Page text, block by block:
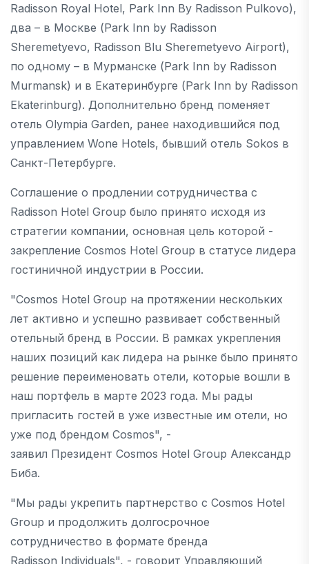
Radisson Royal Hotel, Park Inn By Radisson Pulkovo),
два – в Москве (Park Inn by Radisson
Sheremetyevo, Radisson Blu Sheremetyevo Airport),
по одному – в Мурманске (Park Inn by Radisson
Murmansk) и в Екатеринбурге (Park Inn by Radisson
Ekaterinburg). Дополнительно бренд поменяет
отель Olympia Garden, ранее находившийся под
управлением Wone Hotels, бывший отель Sokos в
Санкт-Петербурге.
Соглашение о продлении сотрудничества с
Radisson Hotel Group было принято исходя из
стратегии компании, основная цель которой -
закрепление Cosmos Hotel Group в статусе лидера
гостиничной индустрии в России.
"Cosmos Hotel Group на протяжении нескольких
лет активно и успешно развивает собственный
отельный бренд в России. В рамках укрепления
наших позиций как лидера на рынке было принято
решение переименовать отели, которые вошли в
наш портфель в марте 2023 года. Мы рады
пригласить гостей в уже известные им отели, но
уже под брендом Сosmos", -
заявил Президент Cosmos Hotel Group Александр
Биба.
"Мы рады укрепить партнерство с Cosmos Hotel
Group и продолжить долгосрочное
сотрудничество в формате бренда
Radisson Individuals", - говорит Управляющий